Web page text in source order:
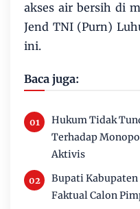
akses air bersih di
Jend TNI (Purn)
ini.
Baca juga:
Hukum Tidak
Terhadap
Aktivis
Bupati
Faktual Calon